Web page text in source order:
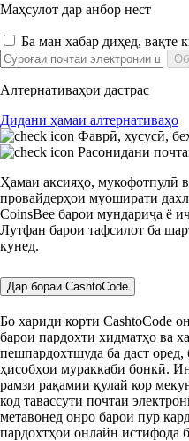
Маҳсулот дар анбор нест
Ба ман хабар диҳед, вақте
Алтернативаҳои дастрас
Дидани ҳамаи алтернативаҳо
Фаврӣ, хусусӣ,
Расонидани
Ҳамаи аксияҳо, мукофотпулӣ
провайдерҳои муоширати
CoinsBee барои мундариҷа ё
Лутфан барои тафсилот ба
кунед.
Дар бораи CashtoCode
Бо хариди корти CashtoCode
барои пардохти хидматҳо ва
пешпардохтшуда ба даст
ҳисобҳои мураккаби бонкӣ.
рамзи рақамии қулай кор
код тавассути почтаи
метавонед онро барои пур
пардохтҳои онлайн истифода